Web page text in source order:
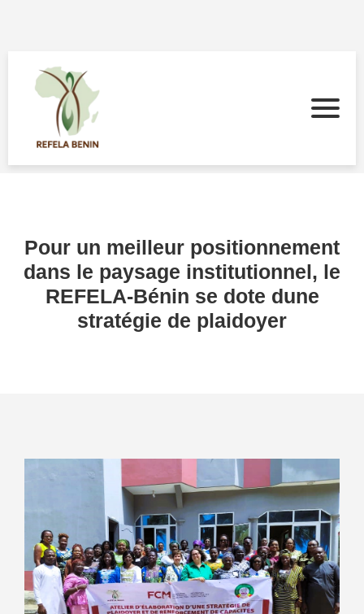
Pour un meilleur positionnement
dans le paysage institutionnel, le
REFELA-Bénin se dote dune
stratégie de plaidoyer